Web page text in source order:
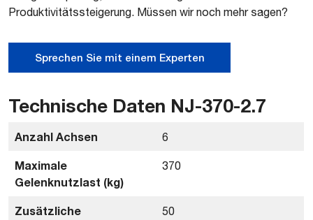
Produktivitätssteigerung. Müssen wir noch mehr sagen?
Sprechen Sie mit einem Experten
Technische Daten NJ-370-2.7
Anzahl Achsen 6
Maximale
Gelenknutzlast (kg)
370
Zusätzliche
50